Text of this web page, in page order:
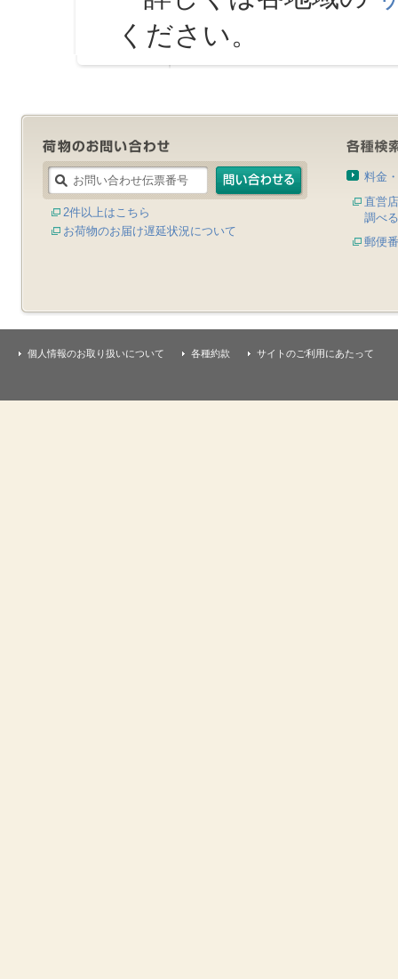
ください。
2件以上はこちら
お荷物のお届け遅延状況について
料金
直営
調べる
郵便
個人情報のお取り扱いについて 各種約款 サイトのご利用にあたって